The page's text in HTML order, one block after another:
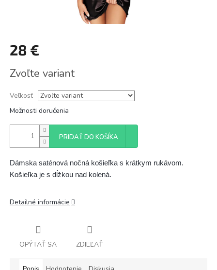
28 €
cena:
Zvoľte variant
Veľkosť
Možnosti doručenia
PRIDAŤ DO KOŠÍKA
Dámska saténová nočná košieľka s krátkym rukávom.
Košieľka je s dĺžkou nad kolená.
Detailné informácie
OPÝTAŤ SA ZDIEĽAŤ